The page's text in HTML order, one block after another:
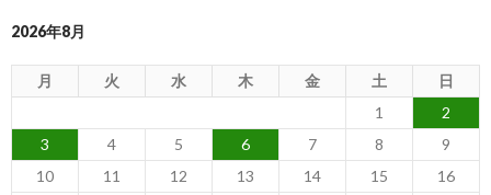
2026年8月
月 火 水 木 金 土
日
1
2
3
4 5 6 7 8
9
10
11 12 13 14 15
16